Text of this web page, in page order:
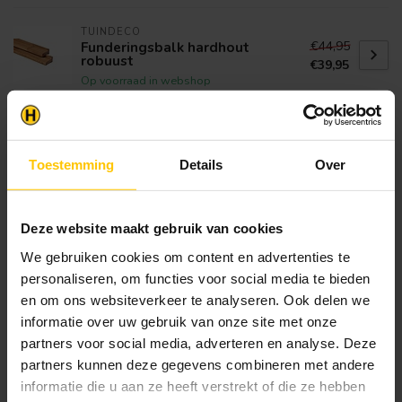
Toestemming Details Over
Deze website maakt gebruik van cookies
We gebruiken cookies om content en advertenties te
personaliseren, om functies voor social media te bieden
en om ons websiteverkeer te analyseren. Ook delen we
informatie over uw gebruik van onze site met onze
partners voor social media, adverteren en analyse. Deze
partners kunnen deze gegevens combineren met andere
informatie die u aan ze heeft verstrekt of die ze hebben
TUINDECO
Funderingsbalk hardhout
robuust
Op voorraad in webshop
€44,95
€39,95
Hardhouten Plank 15x140mm
Geschaafd 2x V-groef
Op voorraad in webshop
€12,95
€11,95
bekijk onzeveelgestelde vragenof neem
contact op met de klantenservice. Wij helpen u
graag verder met het samenstellen van uw
bestelling.
Afhalen en zeker weten dan uw
producten aanwezig zijn?: